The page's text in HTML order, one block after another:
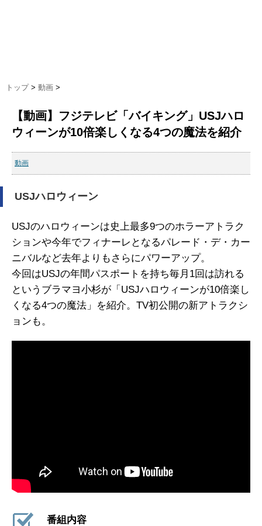
トップ > 動画 >
【動画】フジテレビ「バイキング」USJハロ
ウィーンが10倍楽しくなる4つの魔法を紹介
動画
USJハロウィーン
USJのハロウィーンは史上最多9つのホラーアトラク
ションや今年でフィナーレとなるパレード・デ・カー
ニバルなど去年よりもさらにパワーアップ。
今回はUSJの年間パスポートを持ち毎月1回は訪れる
というブラマヨ小杉が「USJハロウィーンが10倍楽し
くなる4つの魔法」を紹介。TV初公開の新アトラクシ
ョンも。
番組内容